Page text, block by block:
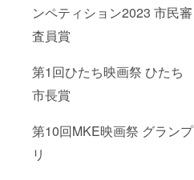
ンペティション2023 市民審
査員賞
第1回ひたち映画祭 ひたち
市長賞
第10回MKE映画祭 グランプ
リ